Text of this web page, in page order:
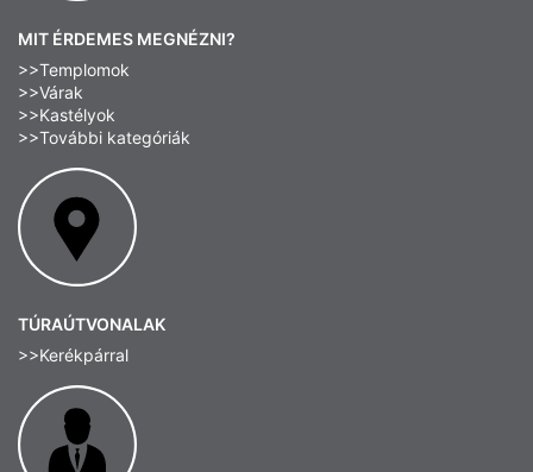
MIT ÉRDEMES MEGNÉZNI?
>>Templomok
>>Várak
>>Kastélyok
>>További kategóriák
TÚRAÚTVONALAK
>>Kerékpárral